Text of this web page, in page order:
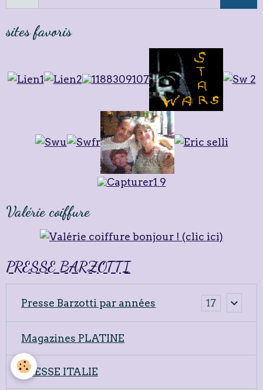
sites favoris
Valérie coiffure
PRESSE BARZOTTI
Presse Barzotti par années 17
Magazines PLATINE
PRESSE ITALIE